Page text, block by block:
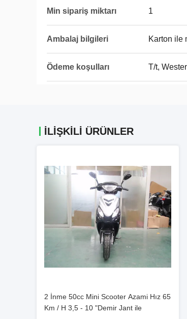
Min sipariş miktarı 1
Ambalaj bilgileri Karton ile
Ödeme koşulları T/t,
İLIŞKILI ÜRÜNLER
2 İnme 50cc Mini Scooter Azami Hız 65
Km / H 3,5 - 10 "Demir Jant ile